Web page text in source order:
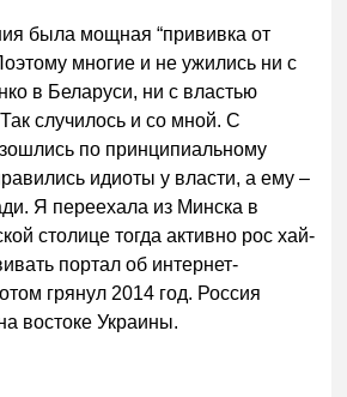
была мощная “прививка от
многие и не ужились ни с
в Беларуси, ни с властью
случилось и со мной. С
по принципиальному
идиоты у власти, а ему –
Я переехала из Минска в
столице тогда активно рос хай-
портал об интернет-
грянул 2014 год. Россия
востоке Украины.